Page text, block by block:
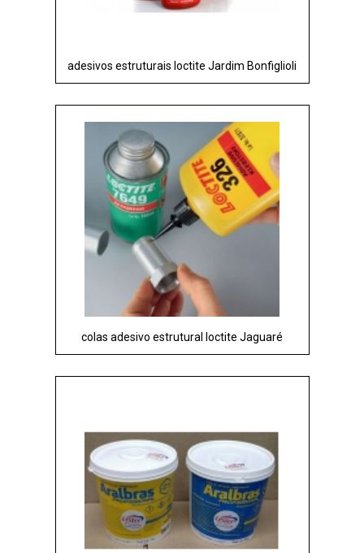
adesivos estruturais loctite Jardim Bonfiglioli
colas adesivo estrutural loctite Jaguaré